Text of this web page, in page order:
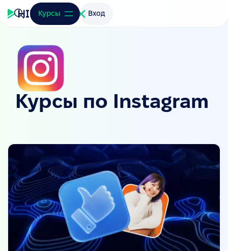
Курсы Вход
Курсы по Instagram